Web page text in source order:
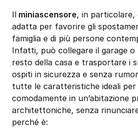
Il miniascensore, in particolare,
adatta per favorire gli
famiglia e di più persone
Infatti, può collegare il garage o
resto della casa e trasportare i
ospiti in sicurezza e senza
tutte le caratteristiche ideali per
comodamente in un’abitazione
architettoniche, senza rinunciare
perché è: